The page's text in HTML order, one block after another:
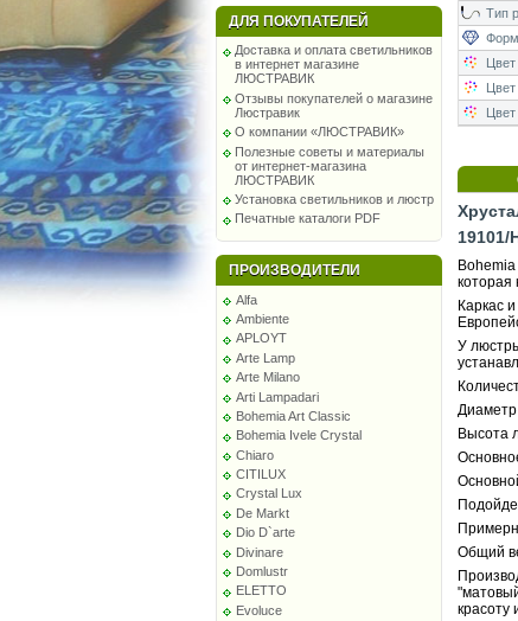
ДЛЯ ПОКУПАТЕЛЕЙ
Доставка и оплата светильников
в интернет магазине
ЛЮСТРАВИК
Отзывы покупателей о магазине
Люстравик
О компании «ЛЮСТРАВИК»
Полезные советы и материалы
от интернет-магазина
ЛЮСТРАВИК
Установка светильников и люстр
Печатные каталоги PDF
ПРОИЗВОДИТЕЛИ
Alfa
Ambiente
APLOYT
Arte Lamp
Arte Milano
Arti Lampadari
Bohemia Art Classic
Bohemia Ivele Crystal
Chiaro
CITILUX
Crystal Lux
De Markt
Dio D`arte
Divinare
Domlustr
ELETTO
Evoluce
Тип
Цвет
19101/
которая
Каркас
У
Высота
Общий
красоту